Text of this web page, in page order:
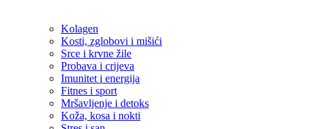
Kolagen
Kosti, zglobovi i mišići
Srce i krvne žile
Probava i crijeva
Imunitet i energija
Fitnes i sport
Mršavljenje i detoks
Koža, kosa i nokti